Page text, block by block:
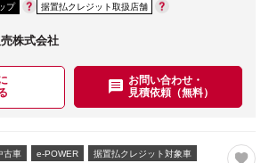
プ
据置払クレジット取扱店舗
株式会社
お問い合わせ・
見積依頼（無料）
古車 e-POWER 据置払クレジット対象車